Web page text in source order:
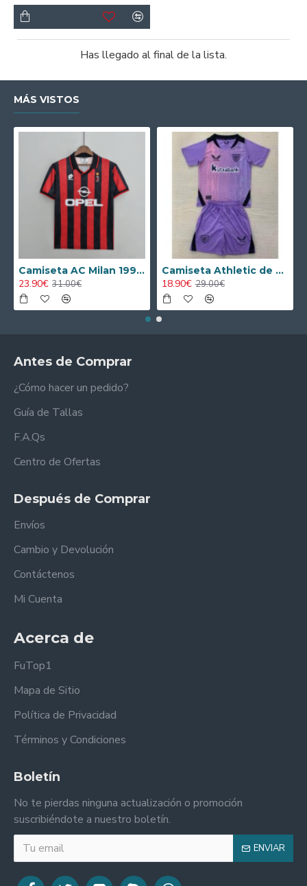
Has llegado al final de la lista.
MÁS VISTOS
Camiseta AC Milan 1995/1996 Local Retro
23.90€ 31.00€
Camiseta Athletic de Bilbao 2024/2025 Alternativo Niño Kit
18.90€ 29.00€
Antes de Comprar
¿Cómo hacer un pedido?
Guía de Tallas
F.A.Qs
Centro de Ofertas
Después de Comprar
Envíos
Cambio y Devolución
Contáctenos
Mi Cuenta
Acerca de
FuTop1
Mapa de Sitio
Política de Privacidad
Términos y Condiciones
Boletín
No te pierdas ninguna actualización o promoción
suscribiéndote a nuestro boletín.
ENVIAR